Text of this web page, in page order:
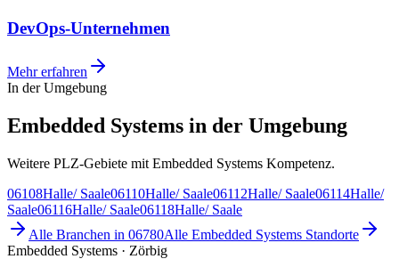
DevOps-Unternehmen
Mehr erfahren
In der Umgebung
Embedded Systems in der Umgebung
Weitere PLZ-Gebiete mit Embedded Systems Kompetenz.
06108Halle/ Saale06110Halle/ Saale06112Halle/ Saale06114Halle/
Saale06116Halle/ Saale06118Halle/ Saale
Alle Branchen in 06780Alle Embedded Systems Standorte
Embedded Systems · Zörbig